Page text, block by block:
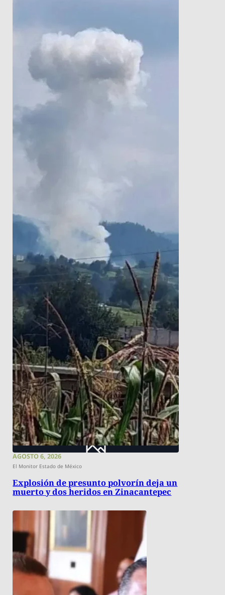
AGOSTO 6, 2026
El Monitor Estado de México
Explosión de presunto polvorín deja un
muerto y dos heridos en Zinacantepec